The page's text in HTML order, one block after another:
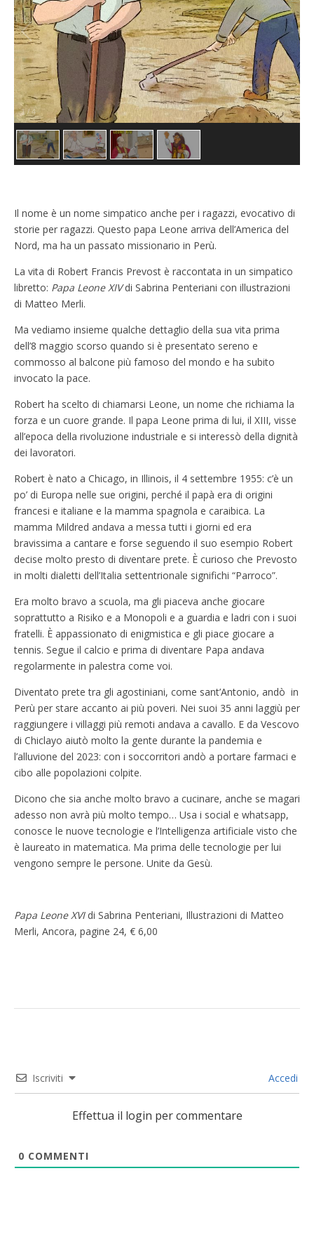
1/ 4
Il nome è un nome simpatico anche per i ragazzi, evocativo di
storie per ragazzi. Questo papa Leone arriva dell’America del
Nord, ma ha un passato missionario in Perù.
La vita di Robert Francis Prevost è raccontata in un simpatico
libretto: Papa Leone XIVdi Sabrina Penteriani con illustrazioni
di Matteo Merli.
Ma vediamo insieme qualche dettaglio della sua vita prima
dell’8 maggio scorso quando si è presentato sereno e
commosso al balcone più famoso del mondo e ha subito
invocato la pace.
Robert ha scelto di chiamarsi Leone, un nome che richiama la
forza e un cuore grande. Il papa Leone prima di lui, il XIII, visse
all’epoca della rivoluzione industriale e si interessò della dignità
dei lavoratori.
Robert è nato a Chicago, in Illinois, il 4 settembre 1955: c’è un
po’ di Europa nelle sue origini, perché il papà era di origini
francesi e italiane e la mamma spagnola e caraibica. La
mamma Mildred andava a messa tutti i giorni ed era
bravissima a cantare e forse seguendo il suo esempio Robert
decise molto presto di diventare prete. Ѐ curioso che Prevosto
in molti dialetti dell’Italia settentrionale significhi “Parroco”.
Era molto bravo a scuola, ma gli piaceva anche giocare
soprattutto a Risiko e a Monopoli e a guardia e ladri con i suoi
fratelli. Ѐ appassionato di enigmistica e gli piace giocare a
tennis. Segue il calcio e prima di diventare Papa andava
regolarmente in palestra come voi.
Diventato prete tra gli agostiniani, come sant’Antonio, andò in
Perù per stare accanto ai più poveri. Nei suoi 35 anni laggiù per
raggiungere i villaggi più remoti andava a cavallo. E da Vescovo
di Chiclayo aiutò molto la gente durante la pandemia e
l’alluvione del 2023: con i soccorritori andò a portare farmaci e
cibo alle popolazioni colpite.
Dicono che sia anche molto bravo a cucinare, anche se magari
adesso non avrà più molto tempo… Usa i social e whatsapp,
conosce le nuove tecnologie e l’Intelligenza artificiale visto che
è laureato in matematica. Ma prima delle tecnologie per lui
vengono sempre le persone. Unite da Gesù.
Papa Leone XVIdi Sabrina Penteriani, Illustrazioni di Matteo
Merli, Ancora, pagine 24, € 6,00
Iscriviti Accedi
Effettua il login per commentare
0 COMMENTI